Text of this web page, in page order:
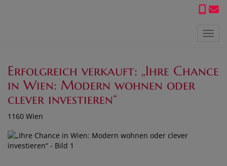
Erfolgreich verkauft: „Ihre Chance
in Wien: Modern wohnen oder
clever investieren“
1160 Wien